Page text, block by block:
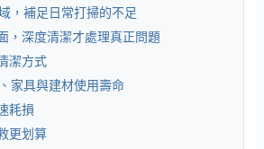
，補足日常打掃的不足
，深度清潔才處理真正問題
潔方式
家具與建材使用壽命
耗損
更划算